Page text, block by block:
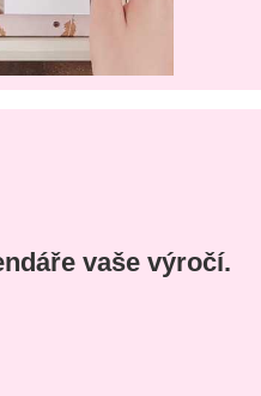
vaše výročí.